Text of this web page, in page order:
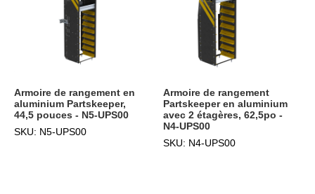
Armoire de rangement en
aluminium Partskeeper,
44,5 pouces - N5-UPS00
SKU: N5-UPS00
Armoire de rangement
Partskeeper en aluminium
avec 2 étagères, 62,5po -
N4-UPS00
SKU: N4-UPS00